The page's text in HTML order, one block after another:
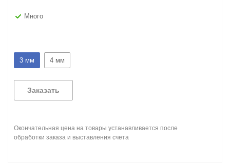
Много
3 мм 4 мм
Заказать
Окончательная цена на товары устанавливается после
обработки заказа и выставления счета